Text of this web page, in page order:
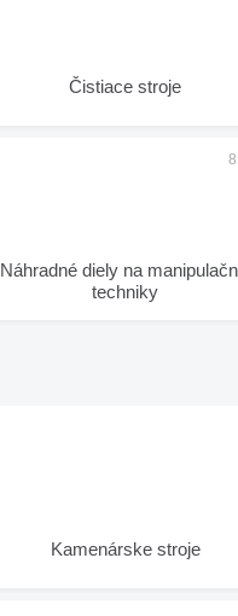
Čistiace stroje
Náhradné diely na manipulačnej
techniky
Kamenárske stroje